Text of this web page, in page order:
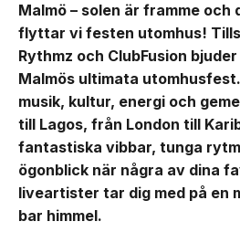
Malmö – solen är framme och
flyttar vi festen utomhus!
Rythmz och ClubFusion
Malmös ultimata
musik, kultur, energi och
till Lagos, från London till
fantastiska vibbar, tunga
ögonblick när några av dina
liveartister tar dig med på en
bar himmel.